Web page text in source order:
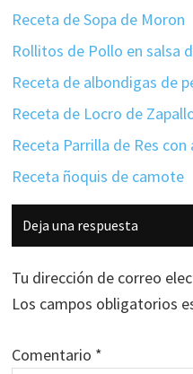
Receta de Sopa de Moron
Rollitos de Pollo en salsa
Receta de albondigas de
Receta de Locro de
Receta Parrilla de Res con
Receta ñoquis de camote
Interacciones
con
los
lectores
Deja una respuesta
Tu dirección de correo
Los campos obligatorios
Comentario *